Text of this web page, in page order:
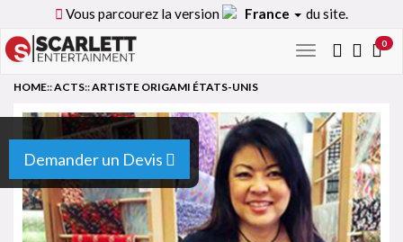
Vous parcourez la version France du site.
Toggle
0
Demander un Devis
HOME::ACTS::ARTISTE ORIGAMI ÉTATS-UNIS